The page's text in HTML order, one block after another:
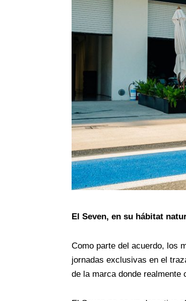
El Seven, en su hábitat
Como parte del acuerdo, los
jornadas exclusivas en el
de la marca donde realmente